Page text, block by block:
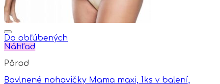
Do obľúbených
Náhľad
Pôrod
Bavlnené nohavičky Mama maxi, 1ks v balení,